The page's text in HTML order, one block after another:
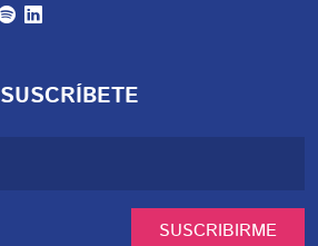
SUSCRÍBETE
SUSCRIBIRME